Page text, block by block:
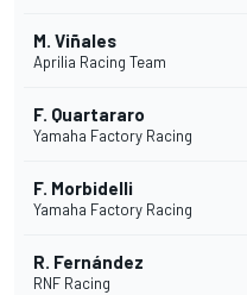
M. Viñales
Aprilia Racing Team
F. Quartararo
Yamaha Factory Racing
F. Morbidelli
Yamaha Factory Racing
R. Fernández
RNF Racing